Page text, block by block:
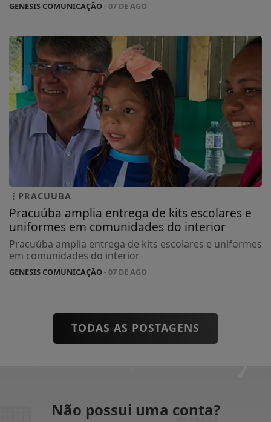
GENESIS COMUNICAÇÃO- 07 DE AGO
PRACUUBA
Pracuúba amplia entrega de kits escolares e
uniformes em comunidades do interior
Pracuúba amplia entrega de kits escolares e uniformes
em comunidades do interior
GENESIS COMUNICAÇÃO- 07 DE AGO
TODAS AS POSTAGENS
Não possui uma conta?